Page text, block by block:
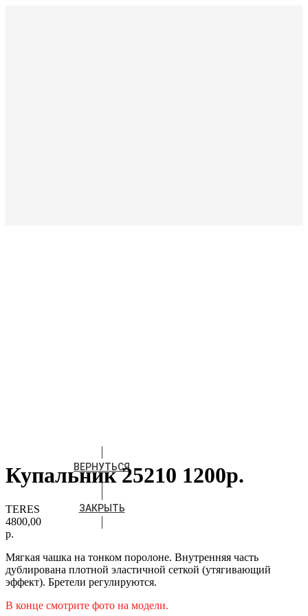
ВЕРНУТЬСЯ
ЗАКРЫТЬ
Купальник 25210 1200р.
TERES
4800,00
р.
Мягкая чашка на тонком поролоне. Внутренняя часть
дублирована плотной эластичной сеткой (утягивающий
эффект). Бретели регулируются.
В конце смотрите фото на модели.